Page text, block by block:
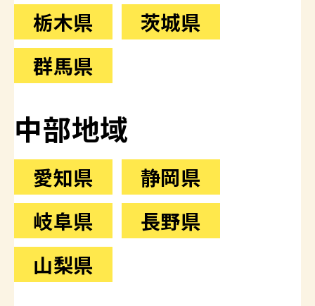
栃木県
茨城県
群馬県
中部地域
愛知県
静岡県
岐阜県
長野県
山梨県